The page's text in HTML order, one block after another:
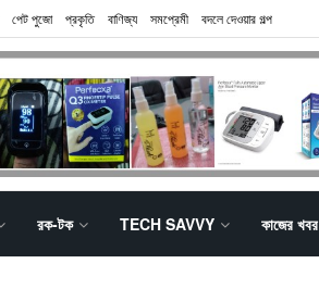
পেট পুজো প্রকৃতি বাণিজ্য সমপ্রেমী বদলে দেওয়ার গল্প
রক-টক TECH SAVVY কাজের খবর